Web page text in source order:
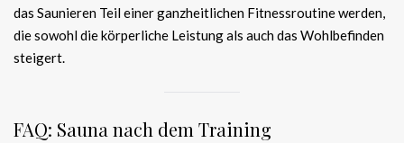
das Saunieren Teil einer ganzheitlichen Fitnessroutine werden,
die sowohl die körperliche Leistung als auch das Wohlbefinden
steigert.
FAQ: Sauna nach dem Training